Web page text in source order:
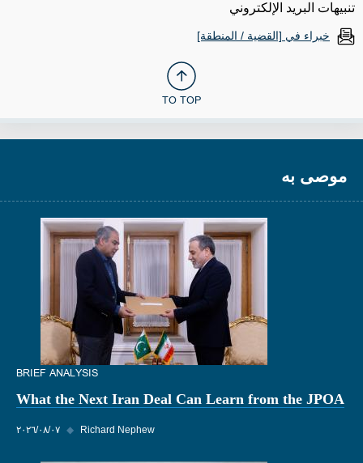
تنبيهات البريد الإلكتروني
خبراء في [القضية / المنطقة]
TO TOP
موصى به
BRIEF ANALYSIS
What the Next Iran Deal Can Learn from the JPOA
٠٧‏/٠٨‏/٢٠٢٦ ◆ Richard Nephew